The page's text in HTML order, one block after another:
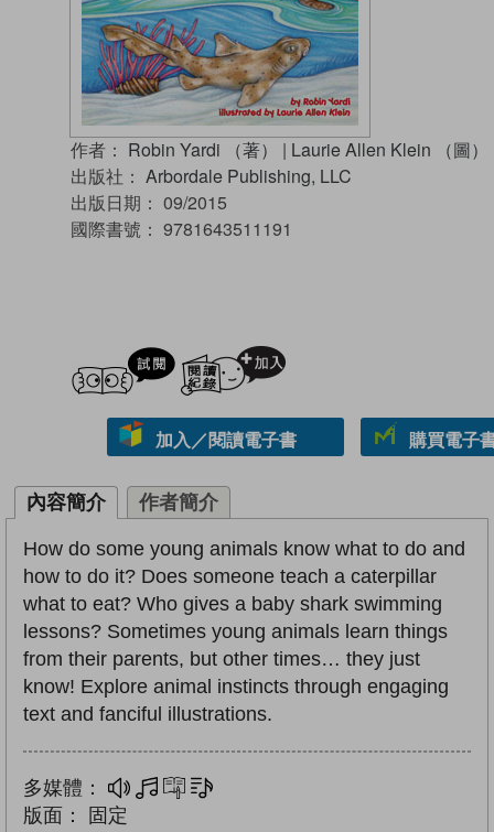
作者： Robin Yardi （著） | Laurie Allen Klein （圖）
出版社： Arbordale Publishing, LLC
出版日期： 09/2015
國際書號： 9781643511191
試閲
加入／閱讀電子書 購買電子
內容簡介 作者簡介
How do some young animals know what to do and
how to do it? Does someone teach a caterpillar
what to eat? Who gives a baby shark swimming
lessons? Sometimes young animals learn things
from their parents, but other times… they just
know! Explore animal instincts through engaging
text and fanciful illustrations.
多媒體： 多媒體互動練習
版面：
固定